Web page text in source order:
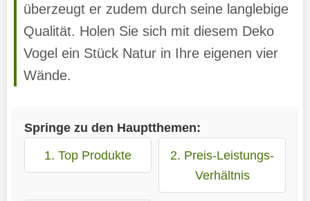
überzeugt er zudem durch seine langlebige
Qualität. Holen Sie sich mit diesem Deko
Vogel ein Stück Natur in Ihre eigenen vier
Wände.
Springe zu den Hauptthemen:
1. Top Produkte
2. Preis-Leistungs-
Verhältnis